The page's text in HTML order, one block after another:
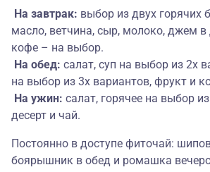
На завтрак: выбор из двух горячих
масло, ветчина, сыр, молоко, джем в
кофе – на выбор.
На обед: салат, суп на выбор из 2х
на выбор из 3х вариантов, фрукт и
На ужин: салат, горячее на выбор
десерт и чай.
Постоянно в доступе фиточай:
боярышник в обед и ромашка